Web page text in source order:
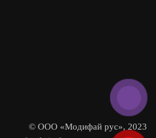
© ООО «Модифай рус», 2023